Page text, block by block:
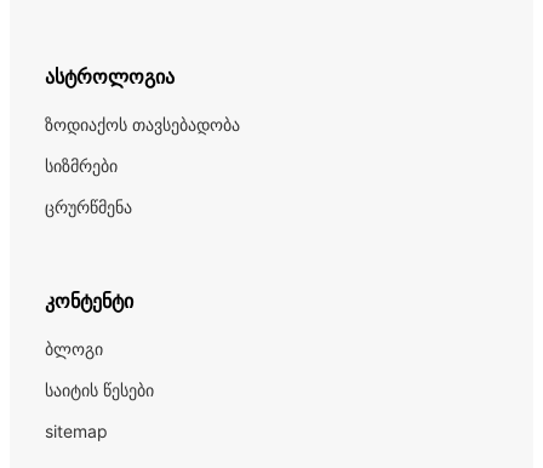
ასტროლოგია
ზოდიაქოს თავსებადობა
სიზმრები
ცრურწმენა
კონტენტი
ბლოგი
საიტის წესები
sitemap